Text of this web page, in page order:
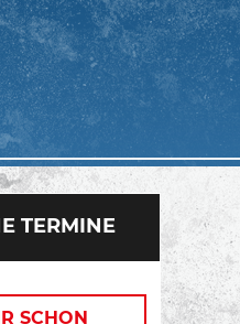
TERMINE
SCHON